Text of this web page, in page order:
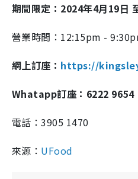
期間限定：2024年4⽉19⽇
營業時間：12:15pm -
網上訂座： https://
Whatapp訂座：6222 9654
電話：3905 1470
來源： UFood